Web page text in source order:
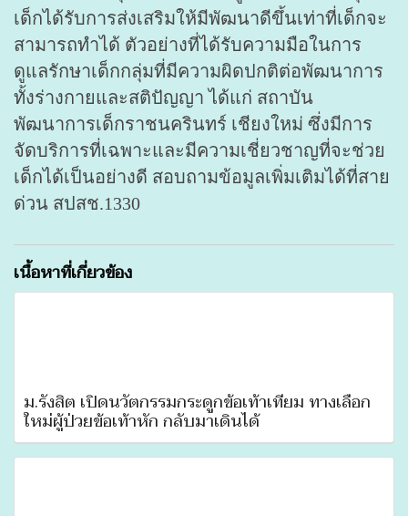
เด็กได้รับการส่งเสริมให้มีพัฒนาดีขึ้นเท่าที่เด็กจะ
สามารถทำได้ ตัวอย่างที่ได้รับความมือในการ
ดูแลรักษาเด็กกลุ่มที่มีความผิดปกติต่อพัฒนาการ
ทั้งร่างกายและสติปัญญา ได้แก่ สถาบัน
พัฒนาการเด็กราชนครินทร์ เชียงใหม่ ซึ่งมีการ
จัดบริการที่เฉพาะและมีความเชี่ยวชาญที่จะช่วย
เด็กได้เป็นอย่างดี สอบถามข้อมูลเพิ่มเติมได้ที่สาย
ด่วน สปสช.1330
เนื้อหาที่เกี่ยวข้อง
ม.รังสิต เปิดนวัตกรรมกระดูกข้อเท้าเทียม ทางเลือก
ใหม่ผู้ป่วยข้อเท้าหัก กลับมาเดินได้